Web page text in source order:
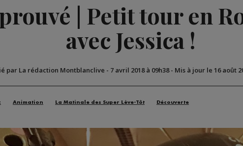
| Petit tour en
avec Jessica !
par La rédaction Montblanclive - 7 avril 2018 à 09h38- Mis à jour le 16 août
Animation La Matinale des Super Lève-Tôt Découverte